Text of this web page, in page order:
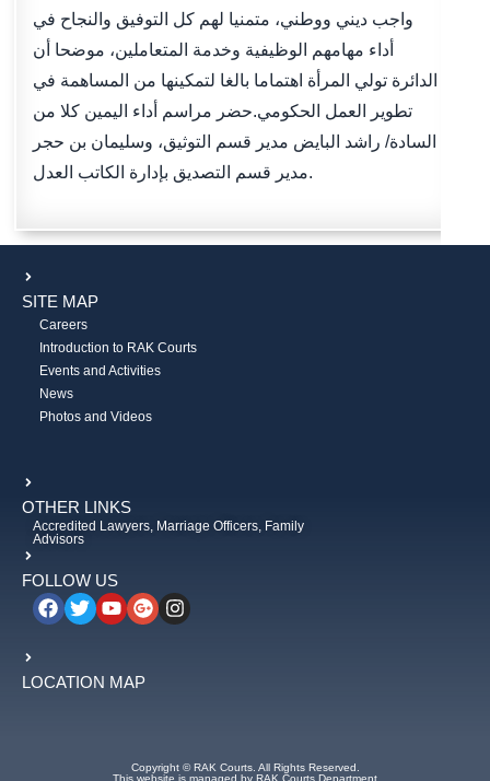
واجب ديني ووطني، متمنيا لهم كل التوفيق والنجاح في
أداء مهامهم الوظيفية وخدمة المتعاملين، موضحا أن
الدائرة تولي المرأة اهتماما بالغا لتمكينها من المساهمة في
تطوير العمل الحكومي.حضر مراسم أداء اليمين كلا من
السادة/ راشد البايض مدير قسم التوثيق، وسليمان بن حجر
مدير قسم التصديق بإدارة الكاتب العدل.
SITE MAP
Careers
Introduction to RAK Courts
Events and Activities
News
Photos and Videos
OTHER LINKS
Accredited Lawyers, Marriage Officers, Family
Advisors
FOLLOW US
LOCATION MAP
Copyright © RAK Courts. All Rights Reserved.